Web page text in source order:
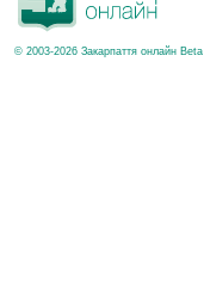
© 2003-2026 Закарпаття онлайн Beta